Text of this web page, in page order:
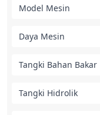
Model Mesin
Daya Mesin
Tangki Bahan Bakar
Tangki Hidrolik